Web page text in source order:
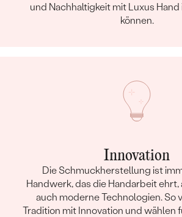
und Nachhaltigkeit mit Luxus Hand
können.
Innovation
Die Schmuckherstellung ist
Handwerk, das die Handarbeit
auch moderne Technologien. So
Tradition mit Innovation und wählen